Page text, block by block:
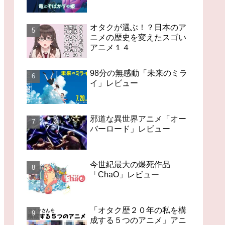
オタクが選ぶ！？日本のア
ニメの歴史を変えたスゴい
アニメ１４
98分の無感動「未来のミラ
イ」レビュー
邪道な異世界アニメ「オー
バーロード」レビュー
今世紀最大の爆死作品
「ChaO」レビュー
「オタク歴２０年の私を構
成する５つのアニメ」アニ